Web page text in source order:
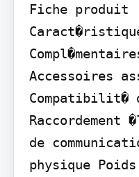
Fiche produit
Accessoires
Compatibilit�
de
physique